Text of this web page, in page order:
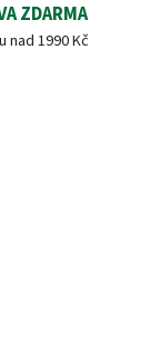
ZDARMA
nad 1990 Kč